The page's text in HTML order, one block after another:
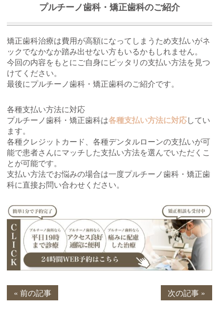
プルチーノ歯科・矯正歯科のご紹介
矯正歯科治療は費用が高額になってしまうため支払いがネ
ックでなかなか踏み出せない方もいるかもしれません。
今回の内容をもとにご自身にピッタリの支払い方法を見つ
けてください。
最後にプルチーノ歯科・矯正歯科のご紹介です。
各種支払い方法に対応
プルチーノ歯科・矯正歯科は各種支払い方法に対応してい
ます。
各種クレジットカード、各種デンタルローンの支払いが可
能で患者さんにマッチした支払い方法を選んでいただくこ
とが可能です。
支払い方法でお悩みの場合は一度プルチーノ歯科・矯正歯
科に直接お問い合わせください。
« 前の記事 次の記事 »